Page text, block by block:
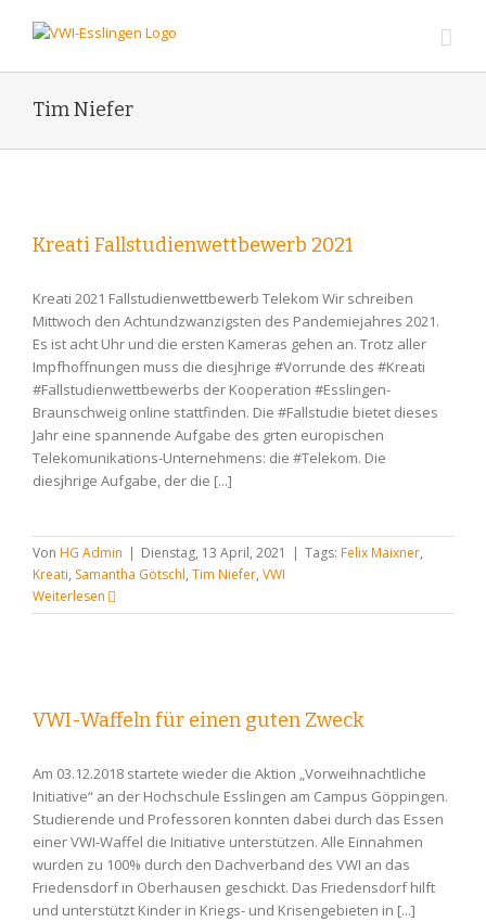
Inhalt
Tim Niefer
Kreati Fallstudienwettbewerb 2021
Kreati 2021 Fallstudienwettbewerb Telekom Wir schreiben
Mittwoch den Achtundzwanzigsten des Pandemiejahres 2021.
Es ist acht Uhr und die ersten Kameras gehen an. Trotz aller
Impfhoffnungen muss die diesjhrige #Vorrunde des #Kreati
#Fallstudienwettbewerbs der Kooperation #Esslingen-
Braunschweig online stattfinden. Die #Fallstudie bietet dieses
Jahr eine spannende Aufgabe des grten europischen
Telekomunikations-Unternehmens: die #Telekom. Die
diesjhrige Aufgabe, der die [...]
Von HG Admin | Dienstag, 13 April, 2021 | Tags: Felix Maixner,
Kreati, Samantha Götschl, Tim Niefer, VWI
Weiterlesen
VWI-Waffeln für einen guten Zweck
Am 03.12.2018 startete wieder die Aktion „Vorweihnachtliche
Initiative“ an der Hochschule Esslingen am Campus Göppingen.
Studierende und Professoren konnten dabei durch das Essen
einer VWI-Waffel die Initiative unterstützen. Alle Einnahmen
wurden zu 100% durch den Dachverband des VWI an das
Friedensdorf in Oberhausen geschickt. Das Friedensdorf hilft
und unterstützt Kinder in Kriegs- und Krisengebieten in [...]